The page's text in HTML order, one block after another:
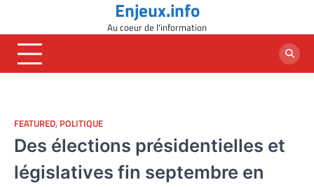
content
Enjeux.info
Au coeur de l'information
FEATURED, POLITIQUE
Des élections présidentielles et
législatives fin septembre en